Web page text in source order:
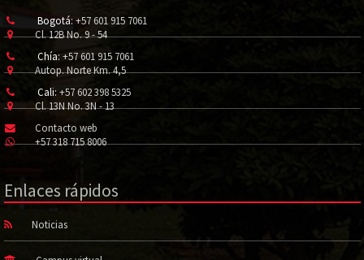
Bogotá: +57 601 915 7061
Cl. 12B No. 9 - 54
Chía: +57 601 915 7061
Autop. Norte Km. 4,5
Cali: +57 602 398 5325
Cl. 13N No. 3N - 13
Contacto web
+57 318 715 8006
Enlaces rápidos
Noticias